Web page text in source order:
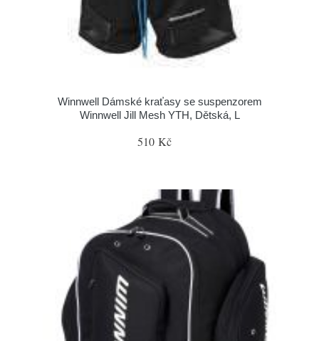
Winnwell Dámské kraťasy se suspenzorem
Winnwell Jill Mesh YTH, Dětská, L
510 Kč